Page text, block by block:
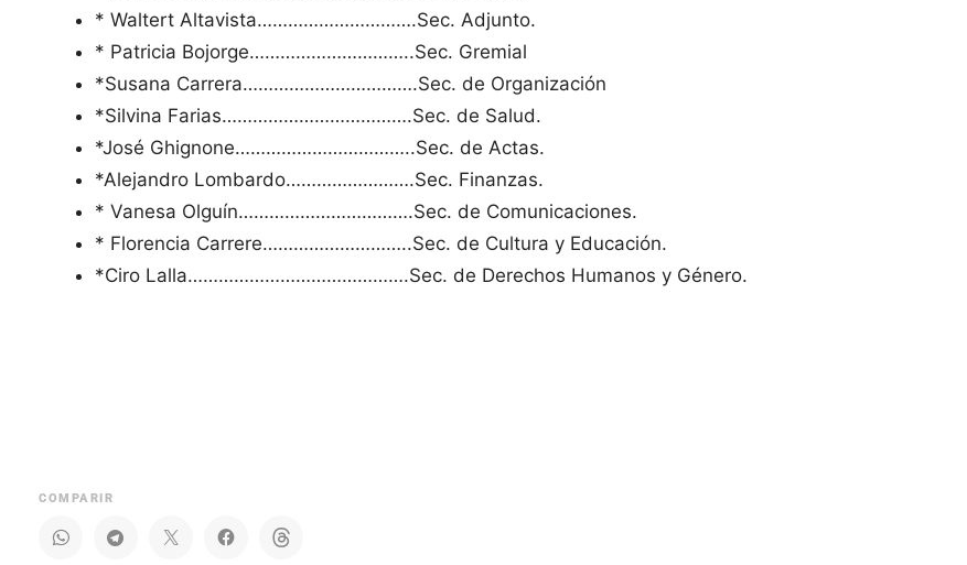
* Waltert Altavista………………………….Sec. Adjunto.
* Patricia Bojorge…………………………..Sec. Gremial
*Susana Carrera…………………………….Sec. de Organización
*Silvina Farias……………………………….Sec. de Salud.
*José Ghignone……………………………..Sec. de Actas.
*Alejandro Lombardo…………………….Sec. Finanzas.
* Vanesa Olguín…………………………….Sec. de Comunicaciones.
* Florencia Carrere………………………..Sec. de Cultura y Educación.
*Ciro Lalla…………………………………….Sec. de Derechos Humanos y Género.
COMPARIR